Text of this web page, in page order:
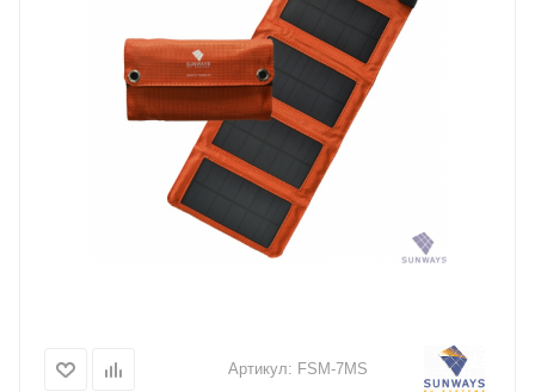
Артикул: FSM-7MS